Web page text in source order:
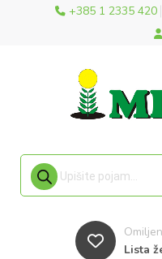
+385 1 2335 420
Products search
Lista